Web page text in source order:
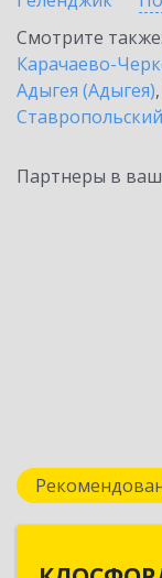
Смотрите также:
Карачаево-
Адыгея (Адыгея),
Партнеры в